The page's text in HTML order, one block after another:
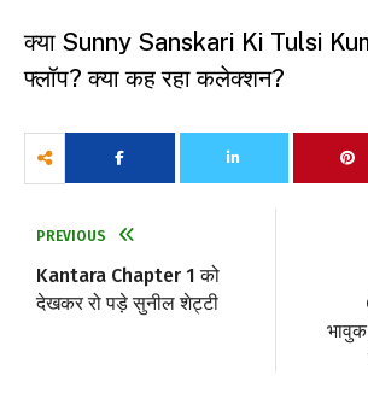
क्या Sunny Sanskari Ki Tulsi
फ्लॉप? क्या कह रहा कलेक्शन?
PREVIOUS
Kantara Chapter 1 को
देखकर रो पड़े सुनील शेट्टी